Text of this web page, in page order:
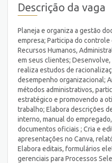
Descrição da vaga
Planeja e organiza a gestão
empresa; Participa do controle
Recursos Humanos,
em seus clientes;
realiza estudos de
desempenho organizacional;
métodos administrativos,
estratégico e promovendo a
trabalho; Elabora descrições
interno, manual do
documentos oficiais ; Cria e
apresentações no Canva,
Elabora editais, formulários
gerenciais para Processos